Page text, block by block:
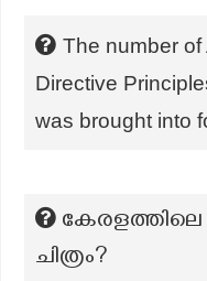
The number of
Directive
was brought into
കേരളത്തിലെ
ചിത്രം?